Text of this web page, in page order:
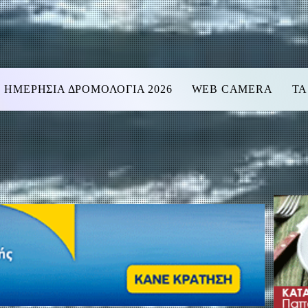
ΗΜΕΡΗΣΙΑ ΔΡΟΜΟΛΟΓΙΑ 2026 WEB CAMERA